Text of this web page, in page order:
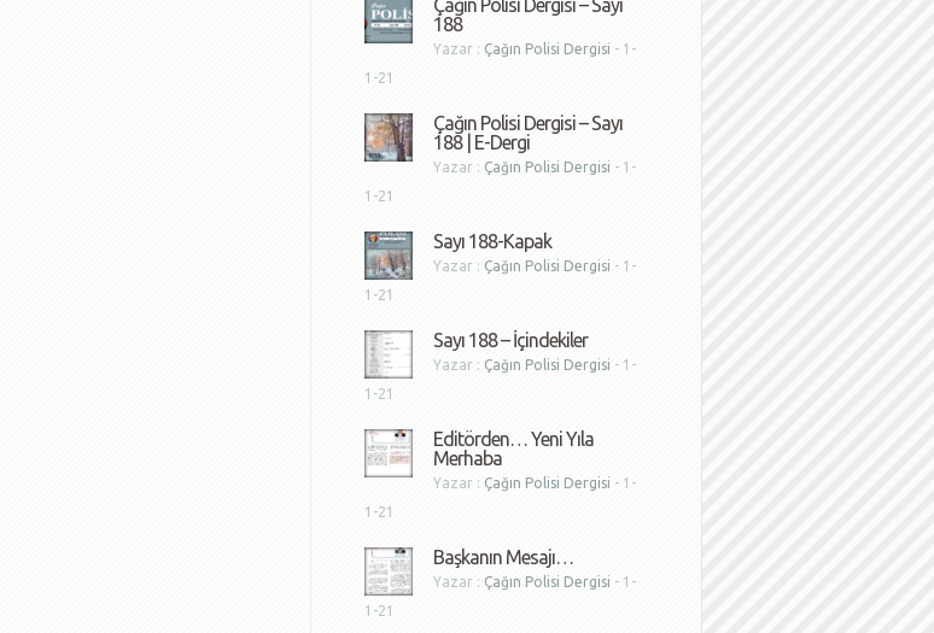
Çağın Polisi Dergisi – Sayı
188
Yazar : Çağın Polisi Dergisi - 1-
1-21
Çağın Polisi Dergisi – Sayı
188 | E-Dergi
Yazar : Çağın Polisi Dergisi - 1-
1-21
Sayı 188-Kapak
Yazar : Çağın Polisi Dergisi - 1-
1-21
Sayı 188 – İçindekiler
Yazar : Çağın Polisi Dergisi - 1-
1-21
Editörden… Yeni Yıla
Merhaba
Yazar : Çağın Polisi Dergisi - 1-
1-21
Başkanın Mesajı…
Yazar : Çağın Polisi Dergisi - 1-
1-21